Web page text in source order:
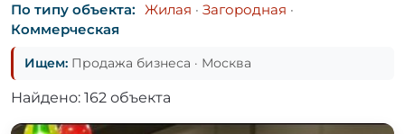
По типу объекта: Жилая · Загородная ·
Коммерческая
Ищем: Продажа бизнеса · Москва
Найдено: 162 объекта